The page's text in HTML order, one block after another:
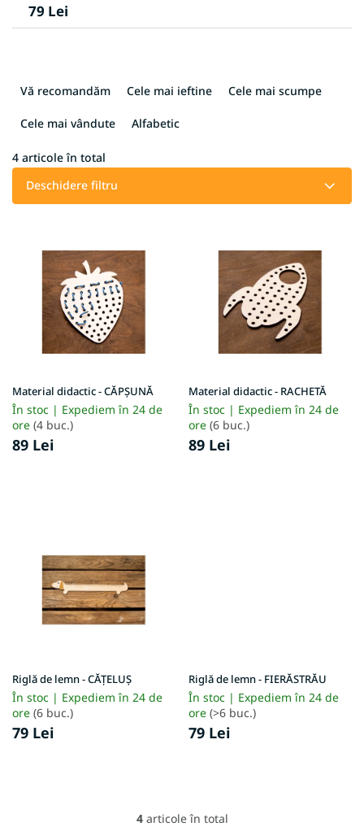
79 Lei
e
e
t
u
i
Vă recomandăm Cele mai ieftine Cele mai scumpe
Cele mai vândute Alfabetic
4 articole în total
Deschidere filtru
u
s
e
Material didactic - CĂPȘUNĂ
În stoc | Expediem în 24 de
ore (4 buc.)
89 Lei
Material didactic - RACHETĂ
În stoc | Expediem în 24 de
ore (6 buc.)
89 Lei
Riglă de lemn - CĂȚELUȘ
În stoc | Expediem în 24 de
ore (6 buc.)
79 Lei
Riglă de lemn - FIERĂSTRĂU
În stoc | Expediem în 24 de
ore (>6 buc.)
79 Lei
C
4articole în total